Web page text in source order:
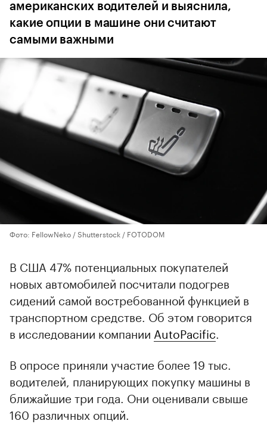
американских водителей и выяснила,
какие опции в машине они считают
самыми важными
Фото: FellowNeko / Shutterstock / FOTODOM
В США 47% потенциальных покупателей
новых автомобилей посчитали подогрев
сидений самой востребованной функцией в
транспортном средстве. Об этом говорится
в исследовании компании AutoPacific.
В опросе приняли участие более 19 тыс.
водителей, планирующих покупку машины в
ближайшие три года. Они оценивали свыше
160 различных опций.